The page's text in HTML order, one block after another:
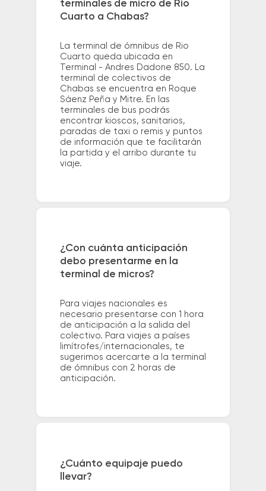
terminales de micro de Rio
Cuarto a Chabas?
La terminal de ómnibus de Rio
Cuarto queda ubicada en
Terminal - Andres Dadone 850. La
terminal de colectivos de
Chabas se encuentra en Roque
Sáenz Peña y Mitre. En las
terminales de bus podrás
encontrar kioscos, sanitarios,
paradas de taxi o remis y puntos
de información que te facilitarán
la partida y el arribo durante tu
viaje.
¿Con cuánta anticipación
debo presentarme en la
terminal de micros?
Para viajes nacionales es
necesario presentarse con 1 hora
de anticipación a la salida del
colectivo. Para viajes a países
limítrofes/internacionales, te
sugerimos acercarte a la terminal
de ómnibus con 2 horas de
anticipación.
¿Cuánto equipaje puedo
llevar?